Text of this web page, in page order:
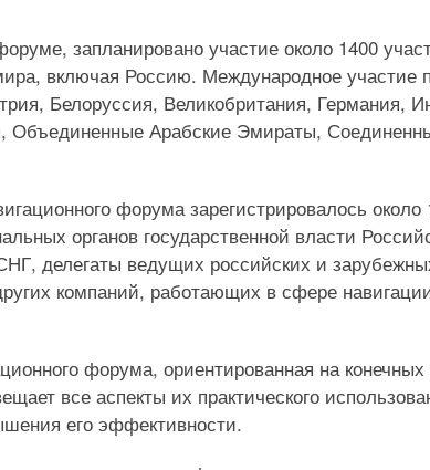
запланировано участие около 1400
включая Россию. Международное участие
Белоруссия, Великобритания, Германия,
Объединенные Арабские Эмираты,
форума зарегистрировалось около
органов государственной власти
делегаты ведущих российских и
компаний, работающих в сфере
форума, ориентированная на конечных
все аспекты их практического
его эффективности.